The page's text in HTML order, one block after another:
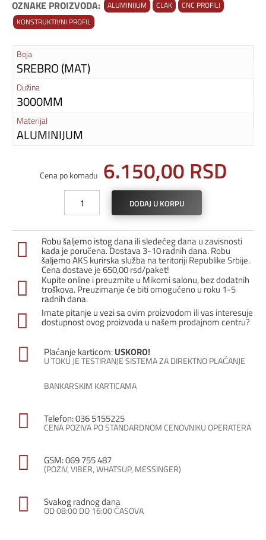
OZNAKE PROIZVODA: ALUMINIJUM CLAK
CNC PROFILI
KONSTRUKTIVNI PROFIL
Boja
SREBRO (MAT)
Dužina
3000MM
Materijal
ALUMINIJUM
Cena po komadu 6.150,00 RSD
Aluminijumski
profil
40x80
LT
količina
DODAJ U KORPU
Robu šaljemo istog dana ili sledećeg dana u zavisnosti
kada je poručena. Dostava 3-10 radnih dana. Robu
šaljemo AKS kurirska služba na teritoriji Republike Srbije.
Cena dostave je 650,00 rsd/paket!
Kupite online i preuzmite u Mikomi salonu, bez dodatnih
troškova. Preuzimanje će biti omogućeno u roku 1-5
radnih dana.
Imate pitanje u vezi sa ovim proizvodom ili vas interesuje
dostupnost ovog proizvoda u našem prodajnom centru?
Plaćanje karticom:USKORO!
U TOKU JE TESTIRANJE SISTEMA ZA DIREKTNO PLAĆANJE
BANKARSKIM KARTICAMA
Telefon: 036 5155225
CENA POZIVA PO STANDARDNOM CENOVNIKU OPERATERA
GSM: 069 755 487
(POZIV, VIBER, WHATSUP, MESSINGER)
Svakog radnog dana
OD 08:00 DO 16:00 ČASOVA